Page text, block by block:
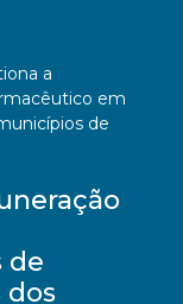
a
em
de
de
dos